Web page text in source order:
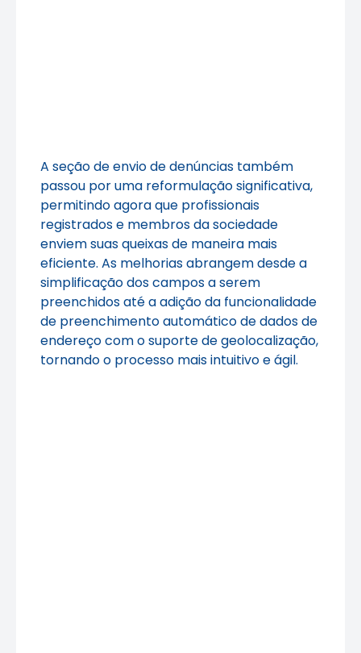
A seção de envio de denúncias também
passou por uma reformulação significativa,
permitindo agora que profissionais
registrados e membros da sociedade
enviem suas queixas de maneira mais
eficiente. As melhorias abrangem desde a
simplificação dos campos a serem
preenchidos até a adição da funcionalidade
de preenchimento automático de dados de
endereço com o suporte de geolocalização,
tornando o processo mais intuitivo e ágil.